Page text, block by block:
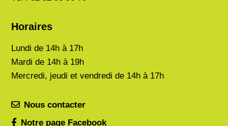
Horaires
Lundi de 14h à 17h
Mardi de 14h à 19h
Mercredi, jeudi et vendredi de 14h à 17h
Nous contacter
Notre page Facebook